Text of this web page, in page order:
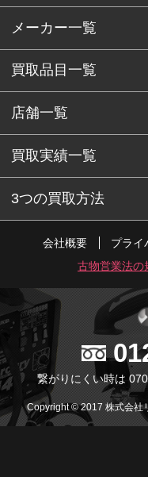
メーカー一覧
買取品目一覧
店舗一覧
買取実績一覧
3つの買取方法
会社概要 プライ
古物営業法の
繋がりにくい時は
Copyright © 2017 株式会社